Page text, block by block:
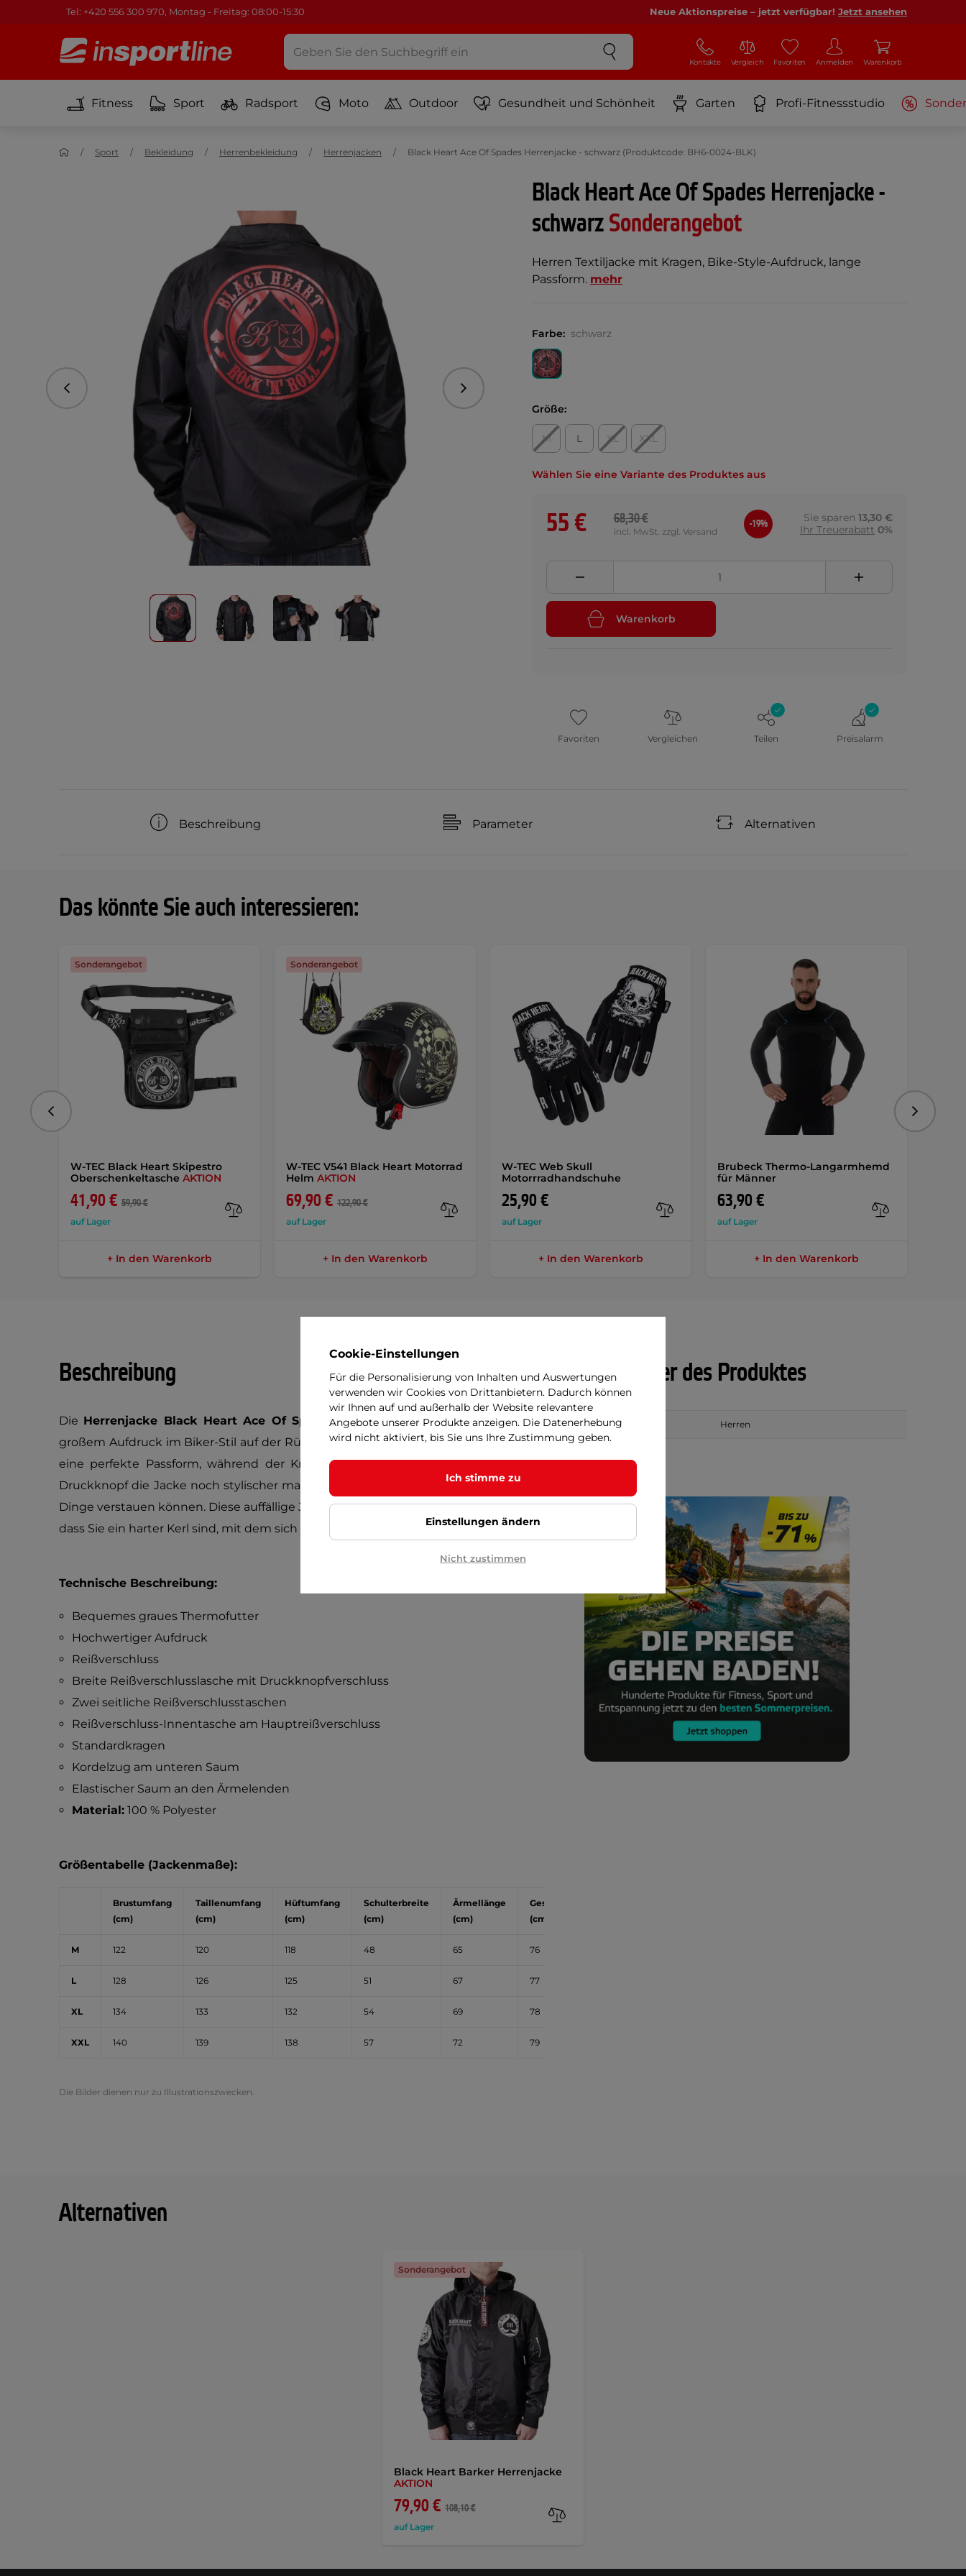
Tel: +420 556 300 970, Montag - Freitag: 08:00-15:30 Neue Aktionspreise – jetzt verfügbar! Jetzt ansehen
Kontakte Vergleich Favoriten Anmelden Warenkorb
Fitness Sport Radsport Moto Outdoor Gesundheit und Schönheit Garten Profi-Fitnessstudio
Sport Bekleidung Herrenbekleidung Herrenjacken Black Heart Ace Of Spades Herrenjacke - schwarz (Produktcode: BH6-0024-BLK)
Black Heart Ace Of Spades Herrenjacke -
schwarzSonderangebot
Herren Textiljacke mit Kragen, Bike-Style-Aufdruck, lange
Passform. mehr
vorhergehend Folgend
Farbe: schwarz
Größe:
M L XL XXL
Wählen Sie eine Variante des Produktes aus
55 € 68,30 €
incl. MwSt. zzgl. Versand
-19% Sie sparen 13,30 €
Ihr Treuerabatt 0%
Warenkorb
Favoriten Vergleichen Teilen Preisalarm
Beschreibung Parameter Alternativen
Das könnte Sie auch interessieren:
W-TEC Black Heart Skipestro
Oberschenkeltasche AKTION
41,90 € 59,90 €
auf Lager
Sonderangebot
+ In den Warenkorb
W-TEC V541 Black Heart Motorrad
Helm AKTION
69,90 € 122,90 €
auf Lager
Sonderangebot
+ In den Warenkorb
W-TEC Web Skull
Motorrradhandschuhe
25,90 €
auf Lager
+ In den Warenkorb
Brubeck Thermo-Langarmhemd
für Männer
63,90 €
auf Lager
+ In den Warenkorb
vorhergehend Folgend
Beschreibung
Die Herrenjacke Black Heart Ace Of Spadesist eine lange, stylische Jacke mit
großem Aufdruck im Biker-Stil auf der Rückseite. Die elastischen Säume sorgen für
eine perfekte Passform, während der Kragen und die Reißverschlussklappe mit
Druckknopf die Jacke noch stylischer machen. Es hat 3 Taschen, die alle wichtigen
Dinge verstauen können. Diese auffällige Jacke ist ein Fashion-Statement - sie zeigt,
dass Sie ein harter Kerl sind, mit dem sich niemand anlegen sollte!
Technische Beschreibung:
Bequemes graues Thermofutter
Hochwertiger Aufdruck
Reißverschluss
Breite Reißverschlusslasche mit Druckknopfverschluss
Zwei seitliche Reißverschlusstaschen
Reißverschluss-Innentasche am Hauptreißverschluss
Standardkragen
Kordelzug am unteren Saum
Elastischer Saum an den Ärmelenden
Material:100 % Polyester
Größentabelle (Jackenmaße):
Brustumfang
(cm)
Taillenumfang
(cm)
Hüftumfang
(cm)
Schulterbreite
(cm)
Ärmellänge
(cm)
Gesamtlänge
(cm)
M 122 120 118 48 65 76
L 128 126 125 51 67 77
XL 134 133 132 54 69 78
XXL 140 139 138 57 72 79
Die Bilder dienen nur zu Illustrationszwecken.
Parameter des Produktes
Festlegung Herren
Alternativen
Black Heart Barker Herrenjacke
AKTION
79,90 € 108,10 €
auf Lager
Sonderangebot
Cookie-Einstellungen
Für die Personalisierung von Inhalten und Auswertungen
verwenden wir Cookies von Drittanbietern. Dadurch können
wir Ihnen auf und außerhalb der Website relevantere
Angebote unserer Produkte anzeigen. Die Datenerhebung
wird nicht aktiviert, bis Sie uns Ihre Zustimmung geben.
Ich stimme zu
Einstellungen ändern
Nicht zustimmen